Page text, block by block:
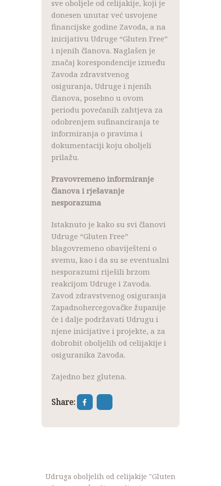
sve oboljele od celijakije, koji je
donesen unutar već usvojene
financijske godine Zavoda, a na
inicijativu Udruge “Gluten Free”
i njenih članova. Naglašen je
značaj korespondencije između
Zavoda zdravstvenog
osiguranja, Udruge i njenih
članova, posebno u ovom
periodu povećanih zahtjeva za
odobrenjem sufinanciranja te
informiranja o pravima i
dokumentaciji koju oboljeli
prilažu.
Pravovremeno informiranje
članova i rješavanje
nesporazuma
Istaknuto je kako su svi članovi
Udruge “Gluten Free”
blagovremeno obaviješteni o
svemu, kao i da su se eventualni
nesporazumi riješili brzom
reakcijom Udruge i Zavoda.
Zavod zdravstvenog osiguranja
Zapadnohercegovačke županije
će i dalje podržavati Udrugu i
njene inicijative i projekte, a za
dobrobit oboljelih od celijakije i
osiguranika Zavoda.
Zajedno bez glutena.
Share:
Udruga oboljelih od celijakije "Gluten